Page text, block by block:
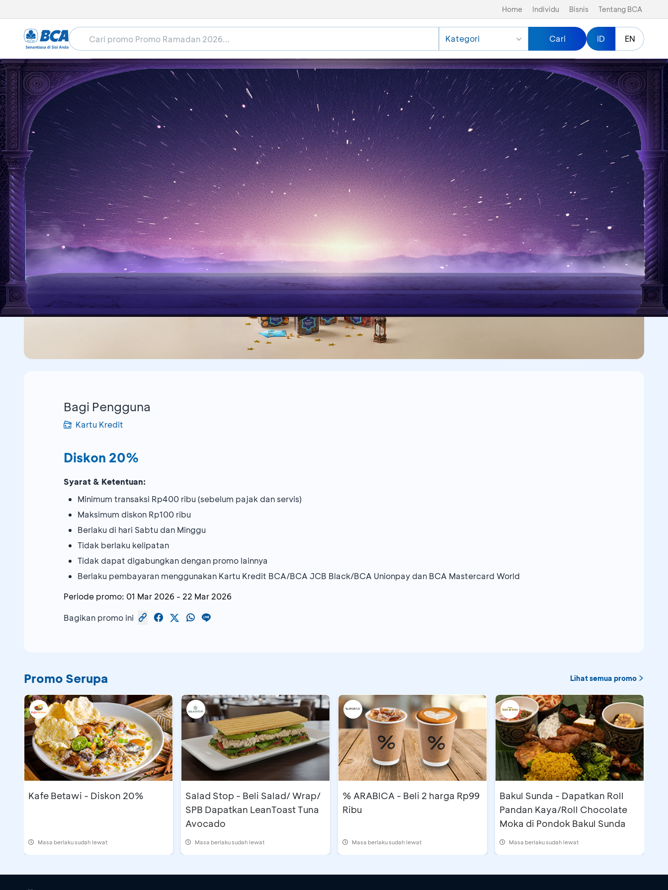
Home Individu Bisnis Tentang BCA
Kategori Cari ID EN
Home Promo Ramadan 2026 Food & Beverage Bakerzin
Bakerzin - Diskon 20%
Masa berlaku sudah lewat (01 Mar 2026 - 22 Mar 2026)
Bagi Pengguna
Kartu Kredit
Diskon 20%
Syarat & Ketentuan:
Minimum transaksi Rp400 ribu (sebelum pajak dan servis)
Maksimum diskon Rp100 ribu
Berlaku di hari Sabtu dan Minggu
Tidak berlaku kelipatan
Tidak dapat digabungkan dengan promo lainnya
Berlaku pembayaran menggunakan Kartu Kredit BCA/BCA JCB Black/BCA Unionpay dan BCA Mastercard World
Periode promo: 01 Mar 2026 - 22 Mar 2026
Bagikan promo ini
Promo Serupa Lihat semua promo
Kafe Betawi - Diskon 20%
Masa berlaku sudah lewat
Salad Stop - Beli Salad/ Wrap/
SPB Dapatkan LeanToast Tuna
Avocado
Masa berlaku sudah lewat
% ARABICA - Beli 2 harga Rp99
Ribu
Masa berlaku sudah lewat
Bakul Sunda - Dapatkan Roll
Pandan Kaya/Roll Chocolate
Moka di Pondok Bakul Sunda
Masa berlaku sudah lewat